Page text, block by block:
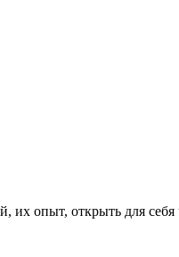
опыт, открыть для